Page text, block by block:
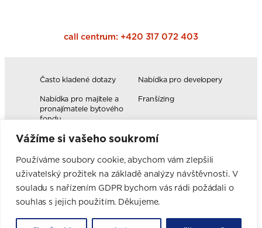
Vážíme si vašeho soukromí
Používáme soubory cookie, abychom vám zlepšili
uživatelský prožitek na základě analýzy návštěvnosti. V
souladu s nařízením GDPR bychom vás rádi požádali o
souhlas s jejich použitím. Děkujeme.
call centrum: +420 317 072 403
Často kladené dotazy
Nabídka pro developery
Nabídka pro majitele a
pronajímatele bytového
fondu
Franšízing
Volná pracovní místa
Blog
Novinky
Realizace kuchyní
Firemní hodnoty
Elektromobilita
Facebook
Instagram
YouTube
Pinterest
LinkedIn